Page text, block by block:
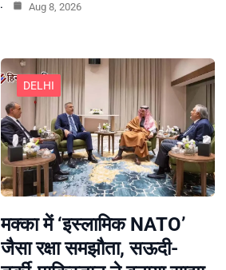
Aug 8, 2026
DELHI
मक्का में ‘इस्लामिक NATO’
जैसा रक्षा समझौता, सऊदी-